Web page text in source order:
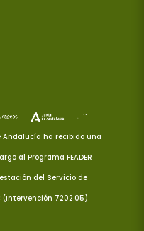
ha recibido una
al Programa FEADER
del Servicio de
(Intervención 7202.05)